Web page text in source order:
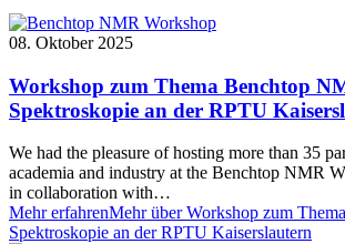
08. Oktober 2025
Workshop zum Thema Benchtop
Spektroskopie an der RPTU
We had the pleasure of hosting more than 35
academia and industry at the Benchtop NMR
in collaboration with…
Mehr erfahrenMehr über Workshop zum
Spektroskopie an der RPTU Kaiserslautern